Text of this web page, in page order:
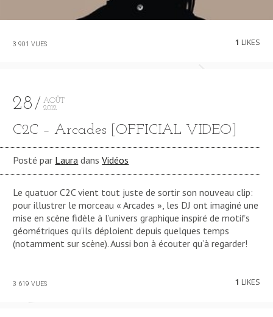
3 901 VUES 1 LIKES
28
AOÛT
2012
C2C – Arcades [OFFICIAL VIDEO]
Posté par Laura dansVidéos
Le quatuor C2C vient tout juste de sortir son nouveau clip:
pour illustrer le morceau « Arcades », les DJ ont imaginé une
mise en scène fidèle à l’univers graphique inspiré de motifs
géométriques qu’ils déploient depuis quelques temps
(notamment sur scène). Aussi bon à écouter qu’à regarder!
3 619 VUES 1 LIKES